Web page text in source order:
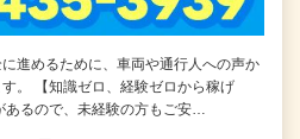
進めるために、車両や通行人への声か
。 【知識ゼロ、経験ゼロから稼げ
あるので、未経験の方もご安…